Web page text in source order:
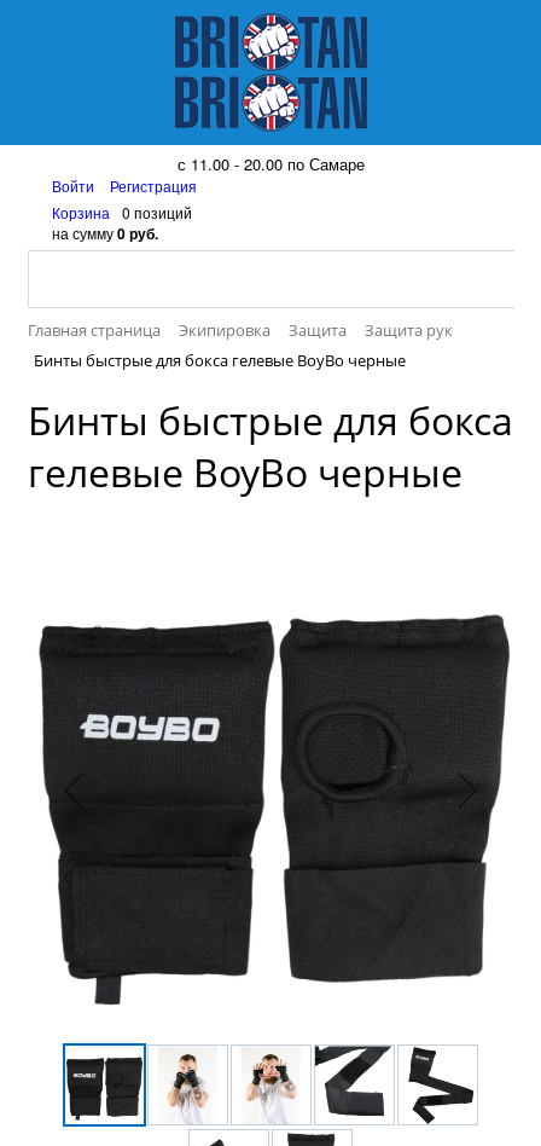
8 (917) 161 08 99
с 11.00 - 20.00 по Самаре
Войти
Регистрация
Корзина
0 позиций
на сумму0 руб.
Главная страница Экипировка Защита
Защита рук
Бинты быстрые для бокса гелевые BoyBo черные
Бинты быстрые для бокса
гелевые BoyBo черные